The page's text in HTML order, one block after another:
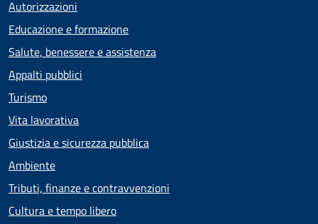
Autorizzazioni
Educazione e formazione
Salute, benessere e assistenza
Appalti pubblici
Turismo
Vita lavorativa
Giustizia e sicurezza pubblica
Ambiente
Tributi, finanze e contravvenzioni
Cultura e tempo libero